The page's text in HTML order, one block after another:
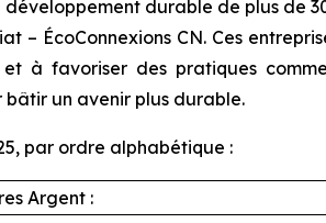
durable de plus de
– ÉcoConnexions CN. Ces
à favoriser des pratiques
un avenir plus durable.
par ordre alphabétique :
Argent :